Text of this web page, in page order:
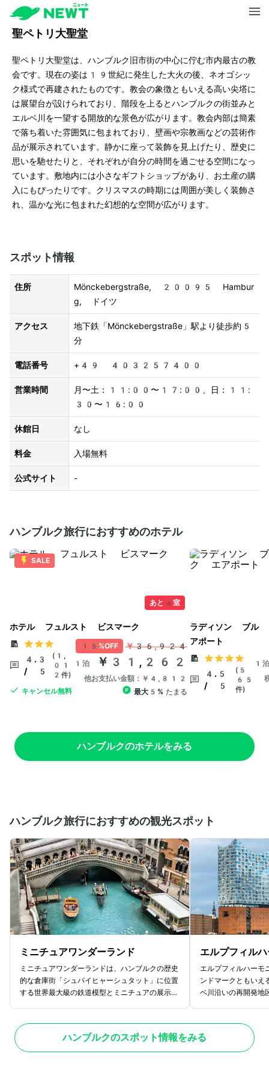
聖ペトリ大聖堂
聖ペトリ大聖堂は、ハンブルク旧市街の中心に佇む市内最古の教
会です。現在の姿は19世紀に発生した大火の後、ネオゴシッ
ク様式で再建されたものです。教会の象徴ともいえる高い尖塔に
は展望台が設けられており、階段を上るとハンブルクの街並みと
エルベ川を一望する開放的な景色が広がります。教会内部は簡素
で落ち着いた雰囲気に包まれており、壁画や宗教画などの芸術作
品が展示されています。静かに座って装飾を見上げたり、歴史に
思いを馳せたりと、それぞれが自分の時間を過ごせる空間になっ
ています。敷地内には小さなギフトショップがあり、お土産の購
入にもぴったりです。クリスマスの時期には周囲が美しく装飾さ
れ、温かな光に包まれた幻想的な空間が広がります。
スポット情報
住所
Mönckebergstraße, 20095 Hambur
g, ドイツ
アクセス
地下鉄「Mönckebergstraße」駅より徒歩約5
分
電話番号 +49 403257400
営業時間
月〜土：11:00〜17:00、日：11:
30〜16:00
休館日 なし
料金 入場無料
公式サイト -
ハンブルク旅行におすすめのホテル
SALE
あと3室
ホテル フュルスト ビスマーク
4.3
/ 5
(1,
01
2件)
キャンセル無料
15%OFF ￥36,924
1泊 ￥31,262
他お支払い金額：￥4,812
最大5% たまる
ラディソン ブル
アポート
4.5
/ 5
(5
65
件)
1泊
ハンブルクのホテルをみる
ハンブルク旅行におすすめの観光スポット
ミニチュアワンダーランド
ミニチュアワンダーランドは、ハンブルクの歴史
的な倉庫街「シュパイヒャーシュタット」に位置
する世界最大級の鉄道模型とミニチュアの展示施
の街や風景をのぞき見ているかのような没入感を
味わえます。展示エリアはドイツ国内やスカンデ
ィナヴィア（北欧）、アメリカ、イタリアなど、
エルプフィル
エルプフィルハーモ
ンドマークともいえ
ベ川沿いの再開発地
外観は、伝統と革
夜にはライトアップ
出される姿が魅力的
ハンブルクのスポット情報をみる